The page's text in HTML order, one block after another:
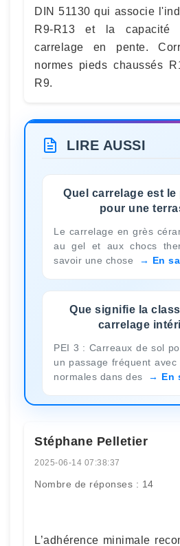
DIN 51130 qui associe
R9-R13 et la capacité
carrelage en pente.
normes pieds chaussés
R9.
LIRE AUSSI
Quel carrelage est
pour une
Le carrelage en grès
au gel et aux chocs
savoir une chose
En
Que signifie la
carrelage
PEI 3 : Carreaux de sol
un passage fréquent
normales dans des
En
Stéphane Pelletier
2025-06-14 07:38:37
Nombre de réponses : 14
L’adhérence minimale